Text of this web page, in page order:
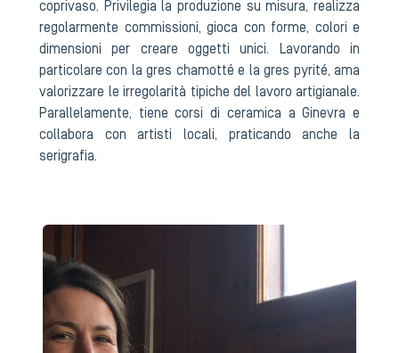
coprivaso. Privilegia la produzione su misura, realizza
regolarmente commissioni, gioca con forme, colori e
dimensioni per creare oggetti unici. Lavorando in
particolare con la gres chamotté e la gres pyrité, ama
valorizzare le irregolarità tipiche del lavoro artigianale.
Parallelamente, tiene corsi di ceramica a Ginevra e
collabora con artisti locali, praticando anche la
serigrafia.